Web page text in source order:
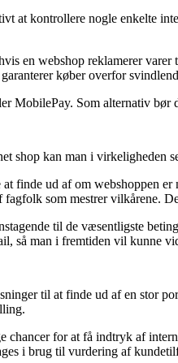
at kontrollere nogle enkelte
en webshop reklamerer
køber overfor
MobilePay. Som alternativ
shop kan man i virkeligheden
finde ud af om webshoppen
som mestrer vilkårene.
til de væsentligste
så man i fremtiden vil kunne
til at finde ud af en stor
chancer for at få indtryk af
i brug til vurdering af